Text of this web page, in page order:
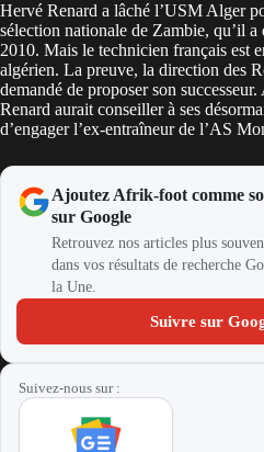
Hervé Renard a lâché l’USM Alger
sélection nationale de Zambie, qu’il
2010. Mais le technicien français est
algérien. La preuve, la direction des
demandé de proposer son
Renard aurait conseiller à ses
d’engager l’ex-entraîneur de l’AS
Ajoutez Afrik-foot comme
sur Google
Retrouvez nos articles plus
dans vos résultats de recherche
la Une.
Suivre sur
Suivez-nous sur :